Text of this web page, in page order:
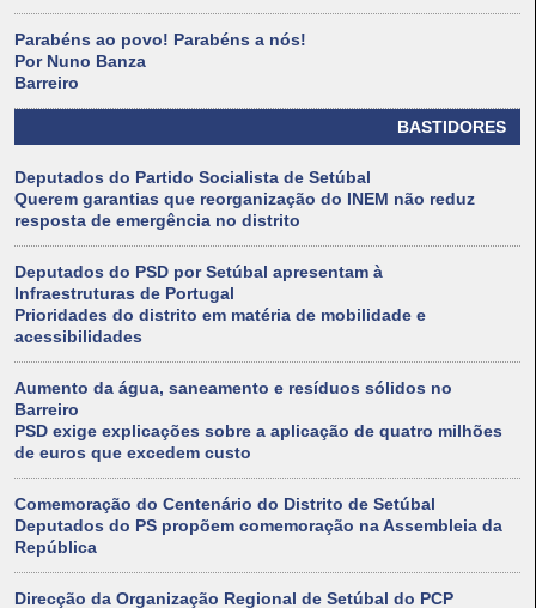
Parabéns ao povo! Parabéns a nós!
Por Nuno Banza
Barreiro
BASTIDORES
Deputados do Partido Socialista de Setúbal
Querem garantias que reorganização do INEM não reduz
resposta de emergência no distrito
Deputados do PSD por Setúbal apresentam à
Infraestruturas de Portugal
Prioridades do distrito em matéria de mobilidade e
acessibilidades
Aumento da água, saneamento e resíduos sólidos no
Barreiro
PSD exige explicações sobre a aplicação de quatro milhões
de euros que excedem custo
Comemoração do Centenário do Distrito de Setúbal
Deputados do PS propõem comemoração na Assembleia da
República
Direcção da Organização Regional de Setúbal do PCP